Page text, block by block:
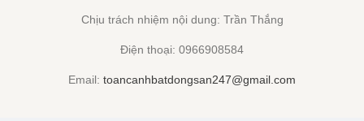
Chịu trách nhiệm nội dung: Trần Thắng
Điện thoại: 0966908584
Email: toancanhbatdongsan247@gmail.com